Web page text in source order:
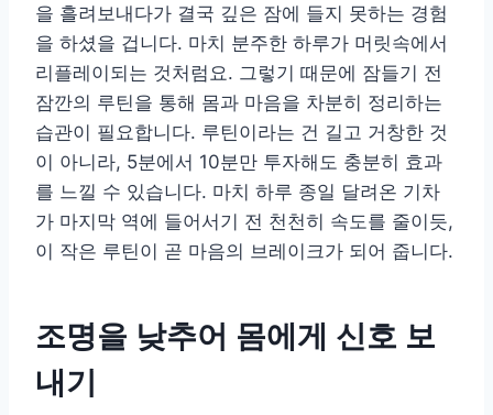
을 흘려보내다가 결국 깊은 잠에 들지 못하는 경험
을 하셨을 겁니다. 마치 분주한 하루가 머릿속에서
리플레이되는 것처럼요. 그렇기 때문에 잠들기 전
잠깐의 루틴을 통해 몸과 마음을 차분히 정리하는
습관이 필요합니다. 루틴이라는 건 길고 거창한 것
이 아니라, 5분에서 10분만 투자해도 충분히 효과
를 느낄 수 있습니다. 마치 하루 종일 달려온 기차
가 마지막 역에 들어서기 전 천천히 속도를 줄이듯,
이 작은 루틴이 곧 마음의 브레이크가 되어 줍니다.
조명을 낮추어 몸에게 신호 보
내기